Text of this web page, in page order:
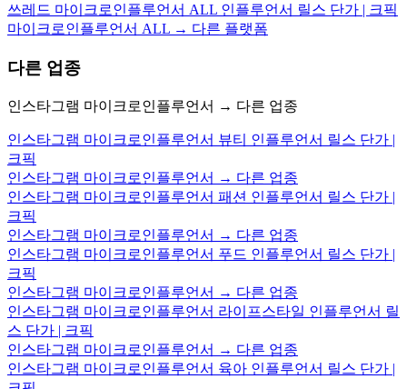
쓰레드 마이크로인플루언서 ALL 인플루언서 릴스 단가 | 크픽
마이크로인플루언서 ALL → 다른 플랫폼
다른 업종
인스타그램 마이크로인플루언서 → 다른 업종
인스타그램 마이크로인플루언서 뷰티 인플루언서 릴스 단가 |
크픽
인스타그램 마이크로인플루언서 → 다른 업종
인스타그램 마이크로인플루언서 패션 인플루언서 릴스 단가 |
크픽
인스타그램 마이크로인플루언서 → 다른 업종
인스타그램 마이크로인플루언서 푸드 인플루언서 릴스 단가 |
크픽
인스타그램 마이크로인플루언서 → 다른 업종
인스타그램 마이크로인플루언서 라이프스타일 인플루언서 릴
스 단가 | 크픽
인스타그램 마이크로인플루언서 → 다른 업종
인스타그램 마이크로인플루언서 육아 인플루언서 릴스 단가 |